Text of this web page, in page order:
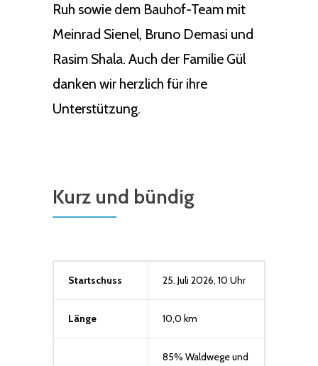
Ruh sowie dem Bauhof-Team mit
Meinrad Sienel, Bruno Demasi und
Rasim Shala. Auch der Familie Gül
danken wir herzlich für ihre
Unterstützung.
Kurz und bündig
Startschuss 25. Juli 2026, 10 Uhr
Länge 10,0 km
85% Waldwege und